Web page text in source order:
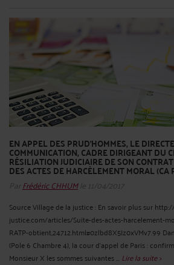
EN APPEL DES PRUD’HOMMES, LE
COMMUNICATION, CADRE DIRIGEANT DU
RÉSILIATION JUDICIAIRE DE SON
DES ACTES DE HARCÈLEMENT MORAL (CA
Par Frédéric CHHUMle 11/04/2017
Source Village de la justice : En savoir plus sur
justice.com/articles/Suite-des-actes-harcelement-
RATP-obtient,24712.html#0zlbd8X5Iz0xVMv7.99
(Pole 6 Chambre 4), la cour d’appel de Paris :
Monsieur X les sommes suivantes ... Lire la suite >